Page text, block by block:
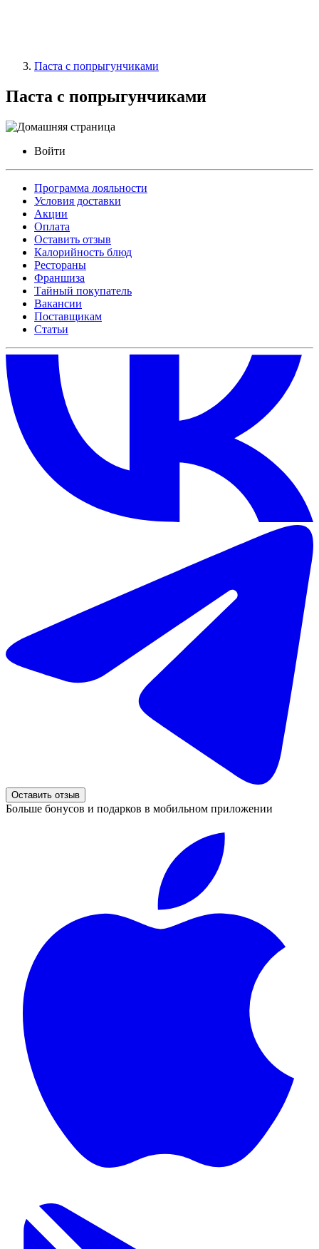
Паста с попрыгунчиками
Паста с попрыгунчиками
Войти
Программа лояльности
Условия доставки
Акции
Оплата
Оставить отзыв
Калорийность блюд
Рестораны
Франшиза
Тайный покупатель
Вакансии
Поставщикам
Статьи
Оставить отзыв
Больше бонусов и подарков в мобильном приложении